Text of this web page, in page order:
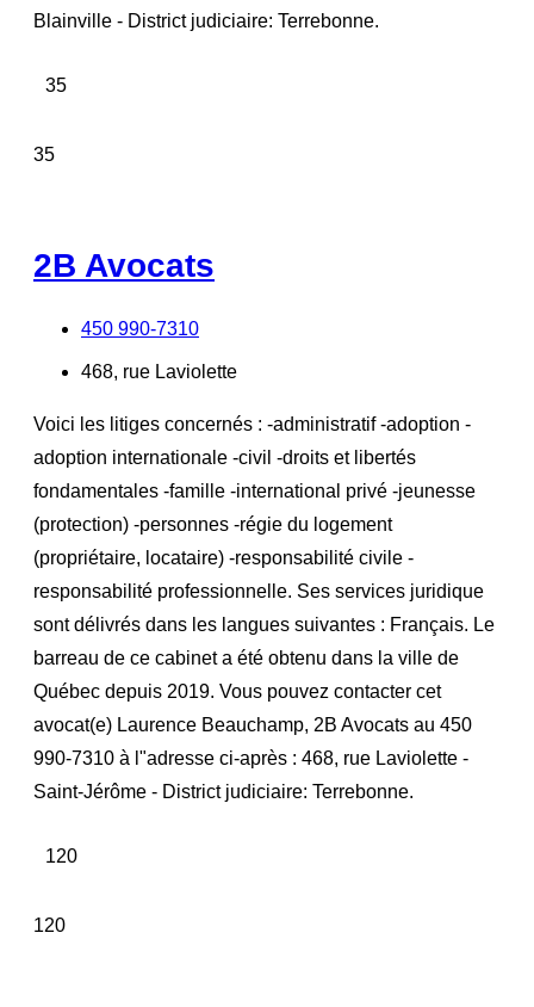
Blainville - District judiciaire: Terrebonne.
35
35
2B Avocats
450 990-7310
468, rue Laviolette
Voici les litiges concernés : -administratif -adoption -
adoption internationale -civil -droits et libertés
fondamentales -famille -international privé -jeunesse
(protection) -personnes -régie du logement
(propriétaire, locataire) -responsabilité civile -
responsabilité professionnelle. Ses services juridique
sont délivrés dans les langues suivantes : Français. Le
barreau de ce cabinet a été obtenu dans la ville de
Québec depuis 2019. Vous pouvez contacter cet
avocat(e) Laurence Beauchamp, 2B Avocats au 450
990-7310 à l"adresse ci-après : 468, rue Laviolette -
Saint-Jérôme - District judiciaire: Terrebonne.
120
120